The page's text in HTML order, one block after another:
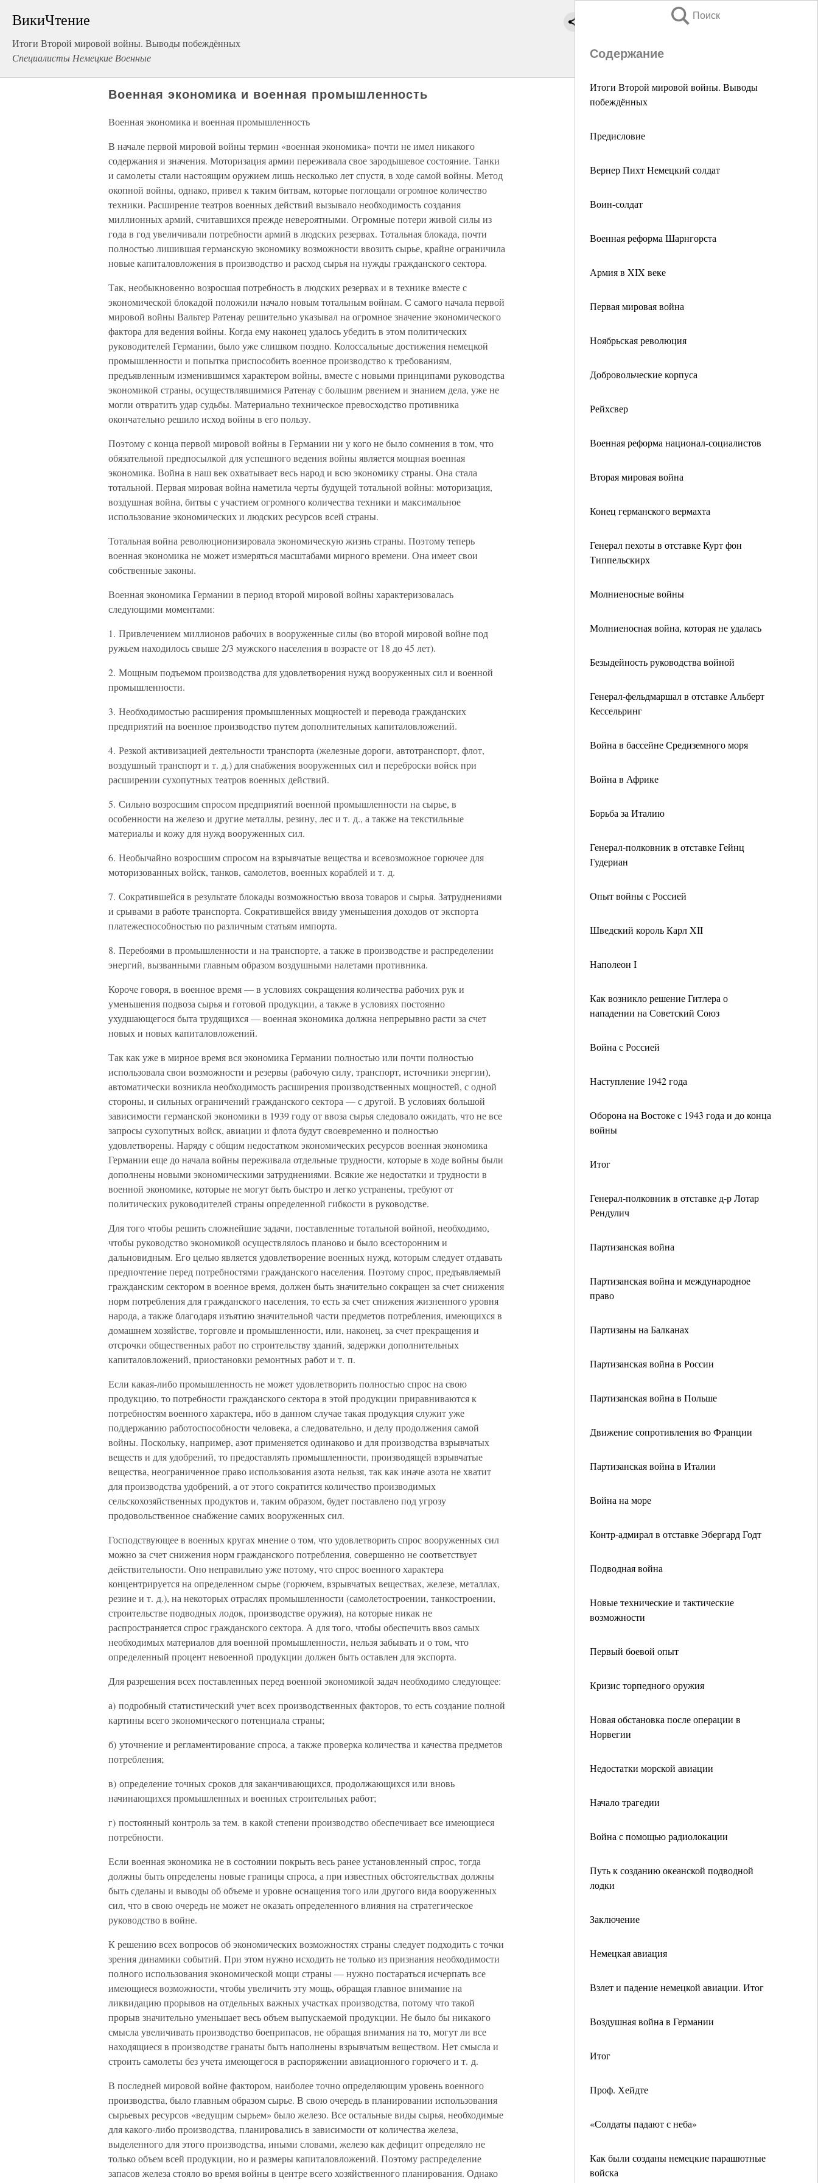
ВикиЧтение
Итоги Второй мировой войны. Выводы побеждённых
Специалисты Немецкие Военные
Поиск
Содержание
Итоги Второй мировой войны. Выводы
побеждённых
Предисловие
Вернер Пихт Немецкий солдат
Воин-солдат
Военная реформа Шарнгорста
Армия в XIX веке
Первая мировая война
Ноябрьская революция
Добровольческие корпуса
Рейхсвер
Военная реформа национал-социалистов
Вторая мировая война
Конец германского вермахта
Генерал пехоты в отставке Курт фон
Типпельскирх
Молниеносные войны
Молниеносная война, которая не удалась
Безыдейность руководства войной
Генерал-фельдмаршал в отставке Альберт
Кессельринг
Война в бассейне Средиземного моря
Война в Африке
Борьба за Италию
Генерал-полковник в отставке Гейнц
Гудериан
Опыт войны с Россией
Шведский король Карл XII
Наполеон I
Как возникло решение Гитлера о
нападении на Советский Союз
Война с Россией
Наступление 1942 года
Оборона на Востоке с 1943 года и до конца
войны
Итог
Генерал-полковник в отставке д-р Лотар
Рендулич
Партизанская война
Партизанская война и международное
право
Партизаны на Балканах
Партизанская война в России
Партизанская война в Польше
Движение сопротивления во Франции
Партизанская война в Италии
Война на море
Контр-адмирал в отставке Эбергард Годт
Подводная война
Новые технические и тактические
возможности
Первый боевой опыт
Кризис торпедного оружия
Новая обстановка после операции в
Норвегии
Недостатки морской авиации
Начало трагедии
Война с помощью радиолокации
Путь к созданию океанской подводной
лодки
Заключение
Немецкая авиация
Взлет и падение немецкой авиации. Итог
Воздушная война в Германии
Итог
Проф. Хейдте
«Солдаты падают с неба»
Как были созданы немецкие парашютные
войска
Военная экономика и военная промышленность
Военная экономика и военная промышленность
В начале первой мировой войны термин «военная экономика» почти не имел никакого
содержания и значения. Моторизация армии переживала свое зародышевое состояние. Танки
и самолеты стали настоящим оружием лишь несколько лет спустя, в ходе самой войны. Метод
окопной войны, однако, привел к таким битвам, которые поглощали огромное количество
техники. Расширение театров военных действий вызывало необходимость создания
миллионных армий, считавшихся прежде невероятными. Огромные потери живой силы из
года в год увеличивали потребности армий в людских резервах. Тотальная блокада, почти
полностью лишившая германскую экономику возможности ввозить сырье, крайне ограничила
новые капиталовложения в производство и расход сырья на нужды гражданского сектора.
Так, необыкновенно возросшая потребность в людских резервах и в технике вместе с
экономической блокадой положили начало новым тотальным войнам. С самого начала первой
мировой войны Вальтер Ратенау решительно указывал на огромное значение экономического
фактора для ведения войны. Когда ему наконец удалось убедить в этом политических
руководителей Германии, было уже слишком поздно. Колоссальные достижения немецкой
промышленности и попытка приспособить военное производство к требованиям,
предъявленным изменившимся характером войны, вместе с новыми принципами руководства
экономикой страны, осуществлявшимися Ратенау с большим рвением и знанием дела, уже не
могли отвратить удар судьбы. Материально техническое превосходство противника
окончательно решило исход войны в его пользу.
Поэтому с конца первой мировой войны в Германии ни у кого не было сомнения в том, что
обязательной предпосылкой для успешного ведения войны является мощная военная
экономика. Война в наш век охватывает весь народ и всю экономику страны. Она стала
тотальной. Первая мировая война наметила черты будущей тотальной войны: моторизация,
воздушная война, битвы с участием огромного количества техники и максимальное
использование экономических и людских ресурсов всей страны.
Тотальная война революционизировала экономическую жизнь страны. Поэтому теперь
военная экономика не может измеряться масштабами мирного времени. Она имеет свои
собственные законы.
Военная экономика Германии в период второй мировой войны характеризовалась
следующими моментами:
1. Привлечением миллионов рабочих в вооруженные силы (во второй мировой войне под
ружьем находилось свыше 2/3 мужского населения в возрасте от 18 до 45 лет).
2. Мощным подъемом производства для удовлетворения нужд вооруженных сил и военной
промышленности.
3. Необходимостью расширения промышленных мощностей и перевода гражданских
предприятий на военное производство путем дополнительных капиталовложений.
4. Резкой активизацией деятельности транспорта (железные дороги, автотранспорт, флот,
воздушный транспорт и т. д.) для снабжения вооруженных сил и переброски войск при
расширении сухопутных театров военных действий.
5. Сильно возросшим спросом предприятий военной промышленности на сырье, в
особенности на железо и другие металлы, резину, лес и т. д., а также на текстильные
материалы и кожу для нужд вооруженных сил.
6. Необычайно возросшим спросом на взрывчатые вещества и всевозможное горючее для
моторизованных войск, танков, самолетов, военных кораблей и т. д.
7. Сократившейся в результате блокады возможностью ввоза товаров и сырья. Затруднениями
и срывами в работе транспорта. Сократившейся ввиду уменьшения доходов от экспорта
платежеспособностью по различным статьям импорта.
8. Перебоями в промышленности и на транспорте, а также в производстве и распределении
энергий, вызванными главным образом воздушными налетами противника.
Короче говоря, в военное время — в условиях сокращения количества рабочих рук и
уменьшения подвоза сырья и готовой продукции, а также в условиях постоянно
ухудшающегося быта трудящихся — военная экономика должна непрерывно расти за счет
новых и новых капиталовложений.
Так как уже в мирное время вся экономика Германии полностью или почти полностью
использовала свои возможности и резервы (рабочую силу, транспорт, источники энергии),
автоматически возникла необходимость расширения производственных мощностей, с одной
стороны, и сильных ограничений гражданского сектора — с другой. В условиях большой
зависимости германской экономики в 1939 году от ввоза сырья следовало ожидать, что не все
запросы сухопутных войск, авиации и флота будут своевременно и полностью
удовлетворены. Наряду с общим недостатком экономических ресурсов военная экономика
Германии еще до начала войны переживала отдельные трудности, которые в ходе войны были
дополнены новыми экономическими затруднениями. Всякие же недостатки и трудности в
военной экономике, которые не могут быть быстро и легко устранены, требуют от
политических руководителей страны определенной гибкости в руководстве.
Для того чтобы решить сложнейшие задачи, поставленные тотальной войной, необходимо,
чтобы руководство экономикой осуществлялось планово и было всесторонним и
дальновидным. Его целью является удовлетворение военных нужд, которым следует отдавать
предпочтение перед потребностями гражданского населения. Поэтому спрос, предъявляемый
гражданским сектором в военное время, должен быть значительно сокращен за счет снижения
норм потребления для гражданского населения, то есть за счет снижения жизненного уровня
народа, а также благодаря изъятию значительной части предметов потребления, имеющихся в
домашнем хозяйстве, торговле и промышленности, или, наконец, за счет прекращения и
отсрочки общественных работ по строительству зданий, задержки дополнительных
капиталовложений, приостановки ремонтных работ и т. п.
Если какая-либо промышленность не может удовлетворить полностью спрос на свою
продукцию, то потребности гражданского сектора в этой продукции приравниваются к
потребностям военного характера, ибо в данном случае такая продукция служит уже
поддержанию работоспособности человека, а следовательно, и делу продолжения самой
войны. Поскольку, например, азот применяется одинаково и для производства взрывчатых
веществ и для удобрений, то предоставлять промышленности, производящей взрывчатые
вещества, неограниченное право использования азота нельзя, так как иначе азота не хватит
для производства удобрений, а от этого сократится количество производимых
сельскохозяйственных продуктов и, таким образом, будет поставлено под угрозу
продовольственное снабжение самих вооруженных сил.
Господствующее в военных кругах мнение о том, что удовлетворить спрос вооруженных сил
можно за счет снижения норм гражданского потребления, совершенно не соответствует
действительности. Оно неправильно уже потому, что спрос военного характера
концентрируется на определенном сырье (горючем, взрывчатых веществах, железе, металлах,
резине и т. д.), на некоторых отраслях промышленности (самолетостроении, танкостроении,
строительстве подводных лодок, производстве оружия), на которые никак не
распространяется спрос гражданского сектора. А для того, чтобы обеспечить ввоз самых
необходимых материалов для военной промышленности, нельзя забывать и о том, что
определенный процент невоенной продукции должен быть оставлен для экспорта.
Для разрешения всех поставленных перед военной экономикой задач необходимо следующее:
а) подробный статистический учет всех производственных факторов, то есть создание полной
картины всего экономического потенциала страны;
б) уточнение и регламентирование спроса, а также проверка количества и качества предметов
потребления;
в) определение точных сроков для заканчивающихся, продолжающихся или вновь
начинающихся промышленных и военных строительных работ;
г) постоянный контроль за тем. в какой степени производство обеспечивает все имеющиеся
потребности.
Если военная экономика не в состоянии покрыть весь ранее установленный спрос, тогда
должны быть определены новые границы спроса, а при известных обстоятельствах должны
быть сделаны и выводы об объеме и уровне оснащения того или другого вида вооруженных
сил, что в свою очередь не может не оказать определенного влияния на стратегическое
руководство в войне.
К решению всех вопросов об экономических возможностях страны следует подходить с точки
зрения динамики событий. При этом нужно исходить не только из признания необходимости
полного использования экономической мощи страны — нужно постараться исчерпать все
имеющиеся возможности, чтобы увеличить эту мощь, обращая главное внимание на
ликвидацию прорывов на отдельных важных участках производства, потому что такой
прорыв значительно уменьшает весь объем выпускаемой продукции. Не было бы никакого
смысла увеличивать производство боеприпасов, не обращая внимания на то, могут ли все
находящиеся в производстве гранаты быть наполнены взрывчатым веществом. Нет смысла и
строить самолеты без учета имеющегося в распоряжении авиационного горючего и т. д.
В последней мировой войне фактором, наиболее точно определяющим уровень военного
производства, было главным образом сырье. В свою очередь в планировании использования
сырьевых ресурсов «ведущим сырьем» было железо. Все остальные виды сырья, необходимые
для какого-либо производства, планировались в зависимости от количества железа,
выделенного для этого производства, иными словами, железо как дефицит определяло не
только объем всей продукции, но и размеры капиталовложений. Поэтому распределение
запасов железа стояло во время войны в центре всего хозяйственного планирования. Однако